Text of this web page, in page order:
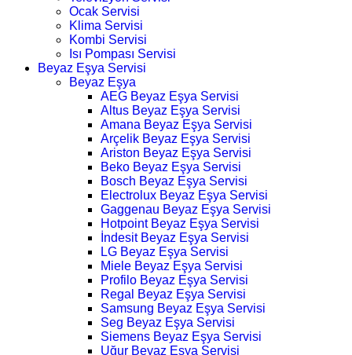
Ocak Servisi
Klima Servisi
Kombi Servisi
Isı Pompası Servisi
Beyaz Eşya Servisi
Beyaz Eşya
AEG Beyaz Eşya Servisi
Altus Beyaz Eşya Servisi
Amana Beyaz Eşya Servisi
Arçelik Beyaz Eşya Servisi
Ariston Beyaz Eşya Servisi
Beko Beyaz Eşya Servisi
Bosch Beyaz Eşya Servisi
Electrolux Beyaz Eşya Servisi
Gaggenau Beyaz Eşya Servisi
Hotpoint Beyaz Eşya Servisi
İndesit Beyaz Eşya Servisi
LG Beyaz Eşya Servisi
Miele Beyaz Eşya Servisi
Profilo Beyaz Eşya Servisi
Regal Beyaz Eşya Servisi
Samsung Beyaz Eşya Servisi
Seg Beyaz Eşya Servisi
Siemens Beyaz Eşya Servisi
Uğur Beyaz Eşya Servisi